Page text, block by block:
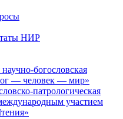
НИР
богословская
— человек — мир»
патрологическая
участием